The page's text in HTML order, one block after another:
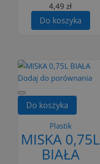
4,49 zł
Do koszyka
Dodaj do porównania
Do koszyka
Plastik
MISKA 0,75L
BIAŁA